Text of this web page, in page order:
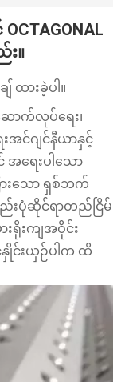
။
ထားခဲ့ပါ။
ာက်လုပ်ရေး၊
အင်ဂျင်နီယာနှင့်
ရေးပါသော
ားသော ရှစ်ဘက်
းပုံဆိုင်ရာတည်ငြိမ်
ရိုးကျအဝိုင်း
နှိုင်းယှဉ်ပါက ထိ